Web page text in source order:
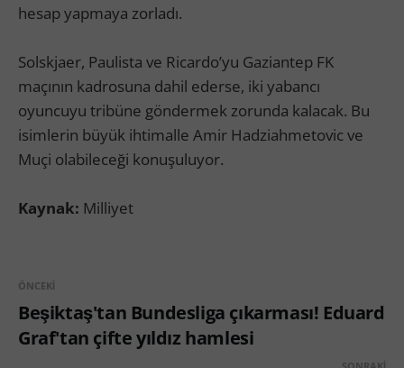
hesap yapmaya zorladı.
Solskjaer, Paulista ve Ricardo’yu Gaziantep FK
maçının kadrosuna dahil ederse, iki yabancı
oyuncuyu tribüne göndermek zorunda kalacak. Bu
isimlerin büyük ihtimalle Amir Hadziahmetovic ve
Muçi olabileceği konuşuluyor.
Kaynak: Milliyet
ÖNCEKI
Beşiktaş'tan Bundesliga çıkarması! Eduard
Graf'tan çifte yıldız hamlesi